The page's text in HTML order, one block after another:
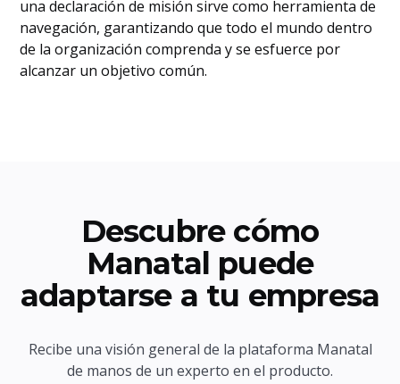
una declaración de misión sirve como herramienta de
navegación, garantizando que todo el mundo dentro
de la organización comprenda y se esfuerce por
alcanzar un objetivo común.
Descubre cómo
Manatal puede
adaptarse a tu empresa
Recibe una visión general de la plataforma Manatal
de manos de un experto en el producto.